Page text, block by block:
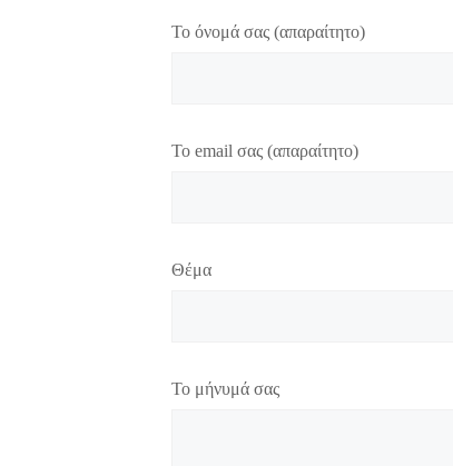
Το όνομά σας (απαραίτητο)
Το email σας (απαραίτητο)
Θέμα
Το μήνυμά σας